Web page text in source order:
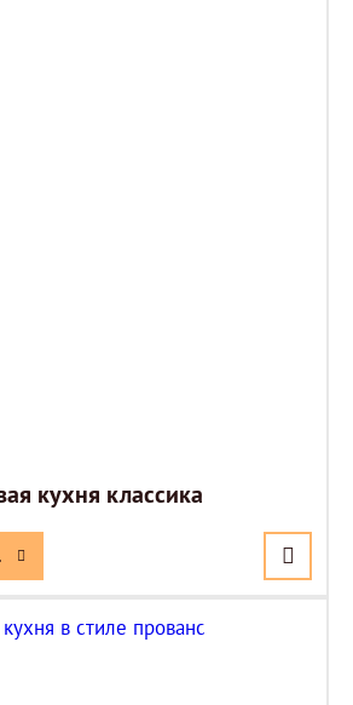
кухня классика